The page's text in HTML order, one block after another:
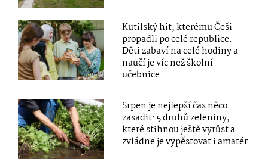
Kutilský hit, kterému Češi
propadli po celé republice.
Děti zabaví na celé hodiny a
naučí je víc než školní
učebnice
Srpen je nejlepší čas něco
zasadit: 5 druhů zeleniny,
které stihnou ještě vyrůst a
zvládne je vypěstovat i amatér